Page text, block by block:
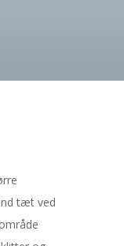
tæt ved